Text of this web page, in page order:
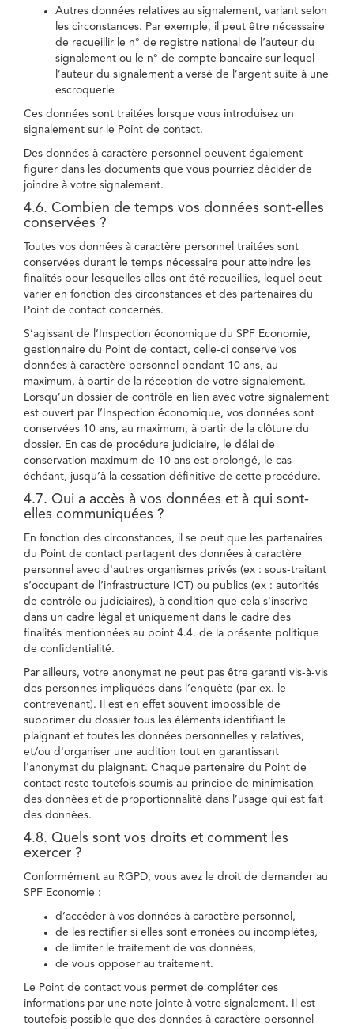
Autres données relatives au signalement, variant selon
les circonstances. Par exemple, il peut être nécessaire
de recueillir le n° de registre national de l’auteur du
signalement ou le n° de compte bancaire sur lequel
l’auteur du signalement a versé de l’argent suite à une
escroquerie
Ces données sont traitées lorsque vous introduisez un
signalement sur le Point de contact.
Des données à caractère personnel peuvent également
figurer dans les documents que vous pourriez décider de
joindre à votre signalement.
4.6. Combien de temps vos données sont-elles
conservées ?
Toutes vos données à caractère personnel traitées sont
conservées durant le temps nécessaire pour atteindre les
finalités pour lesquelles elles ont été recueillies, lequel peut
varier en fonction des circonstances et des partenaires du
Point de contact concernés.
S’agissant de l’Inspection économique du SPF Economie,
gestionnaire du Point de contact, celle-ci conserve vos
données à caractère personnel pendant 10 ans, au
maximum, à partir de la réception de votre signalement.
Lorsqu’un dossier de contrôle en lien avec votre signalement
est ouvert par l’Inspection économique, vos données sont
conservées 10 ans, au maximum, à partir de la clôture du
dossier. En cas de procédure judiciaire, le délai de
conservation maximum de 10 ans est prolongé, le cas
échéant, jusqu’à la cessation définitive de cette procédure.
4.7. Qui a accès à vos données et à qui sont-
elles communiquées ?
En fonction des circonstances, il se peut que les partenaires
du Point de contact partagent des données à caractère
personnel avec d'autres organismes privés (ex : sous-traitant
s’occupant de l’infrastructure ICT) ou publics (ex : autorités
de contrôle ou judiciaires), à condition que cela s'inscrive
dans un cadre légal et uniquement dans le cadre des
finalités mentionnées au point 4.4. de la présente politique
de confidentialité.
Par ailleurs, votre anonymat ne peut pas être garanti vis-à-vis
des personnes impliquées dans l’enquête (par ex. le
contrevenant). Il est en effet souvent impossible de
supprimer du dossier tous les éléments identifiant le
plaignant et toutes les données personnelles y relatives,
et/ou d'organiser une audition tout en garantissant
l'anonymat du plaignant. Chaque partenaire du Point de
contact reste toutefois soumis au principe de minimisation
des données et de proportionnalité dans l’usage qui est fait
des données.
4.8. Quels sont vos droits et comment les
exercer ?
Conformément au RGPD, vous avez le droit de demander au
SPF Economie :
d’accéder à vos données à caractère personnel,
de les rectifier si elles sont erronées ou incomplètes,
de limiter le traitement de vos données,
de vous opposer au traitement.
Le Point de contact vous permet de compléter ces
informations par une note jointe à votre signalement. Il est
toutefois possible que des données à caractère personnel